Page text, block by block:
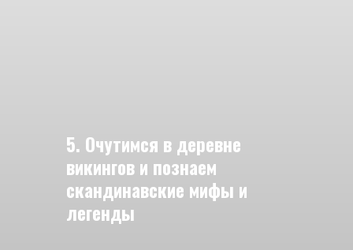
5. Очутимся в деревне
викингов и познаем
скандинавские мифы и
легенды